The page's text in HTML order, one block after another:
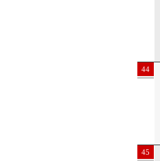
44
45